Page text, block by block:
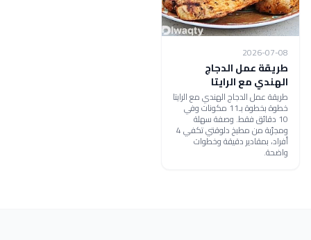
2026-07-08
طريقة عمل الدجاج
الهندي مع الرايتا
طريقة عمل الدجاج الهندي مع الرايتا
خطوة بخطوة بـ11 مكونات وفي
10 دقائق فقط. وصفة سهلة
ومجرّبة من مطبخ دلوقتي تكفي 4
أفراد، بمقادير دقيقة وخطوات
واضحة.